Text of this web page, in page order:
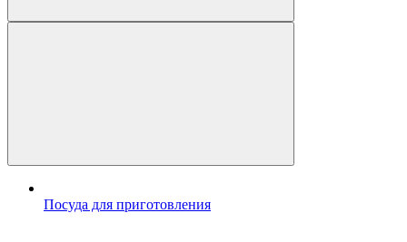
Посуда для приготовления